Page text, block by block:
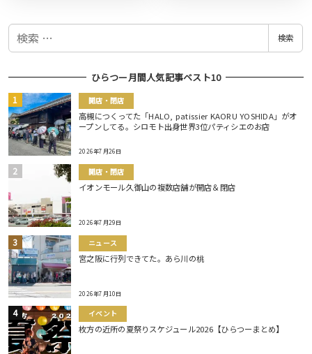
検
検索
ひらつー月間人気記事ベスト10
開店・閉店
高槻につくってた「HALO, patissier KAORU YOSHIDA」がオ
ープンしてる。シロモト出身世界3位パティシエのお店
2026年7月26日
開店・閉店
イオンモール久御山の複数店舗が開店＆閉店
2026年7月29日
ニュース
宮之阪に行列できてた。あら川の桃
2026年7月10日
イベント
枚方の近所の夏祭りスケジュール2026【ひらつーまとめ】